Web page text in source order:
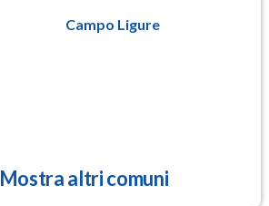
Campo Ligure
Mostra altri comuni